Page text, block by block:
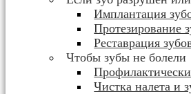
Имплантация
Протезирование
Реставрация
Чтобы зубы не болели
Чистка налета и